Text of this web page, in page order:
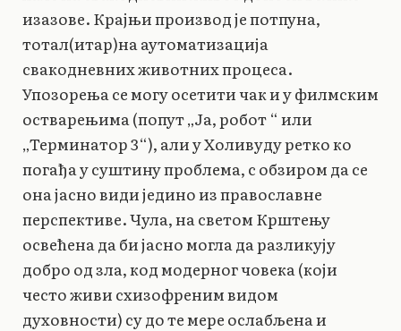
изазове. Крајњи производ је потпуна,
тотал(итар)на аутоматизација
свакодневних животних процеса.
Упозорења се могу осетити чак и у филмским
остварењима (попут „Ја, робот “ или
„Терминатор 3“), али у Холивуду ретко ко
погађа у суштину проблема, с обзиром да се
она јасно види једино из православне
перспективе. Чула, на светом Крштењу
освећена да би јасно могла да разликују
добро од зла, код модерног човека (који
често живи схизофреним видом
духовности) су до те мере ослабљена и